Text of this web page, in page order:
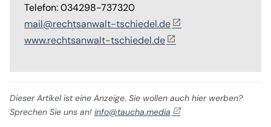
Telefon: 034298-737320
mail@rechtsanwalt-tschiedel.de
www.rechtsanwalt-tschiedel.de
Dieser Artikel ist eine Anzeige. Sie wollen auch hier werben?
Sprechen Sie uns an! info@taucha.media